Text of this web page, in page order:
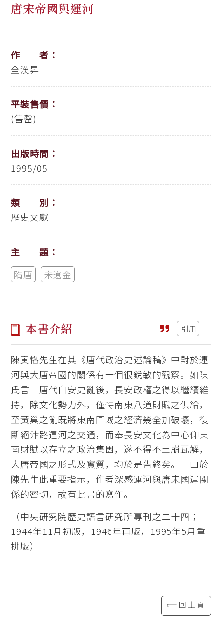
唐宋帝國與運河
作 者：
全漢昇
平裝售價：
(售罄)
出版時間：
1995/05
類 別：
歷史文獻
主 題：
隋唐
宋遼金
本書介紹 引用
陳寅恪先生在其《唐代政治史述論稿》中對於運
河與大唐帝國的關係有一個很銳敏的觀察。如陳
氏言「唐代自安史亂後，長安政權之得以繼續維
持，除文化勢力外，僅恃南東八道財賦之供給，
至黃巢之亂既將東南區域之經濟幾全加破壞，復
斷絕汴路運河之交通，而奉長安文化為中心仰東
南財賦以存立之政治集團，遂不得不土崩瓦解，
大唐帝國之形式及實質，均於是告終矣。」由於
陳先生此重要指示，作者深感運河與唐宋國運關
係的密切，故有此書的寫作。
（中央研究院歷史語言研究所專刊之二十四；
1944年11月初版，1946年再版，1995年5月重
排版）
⟸回上頁